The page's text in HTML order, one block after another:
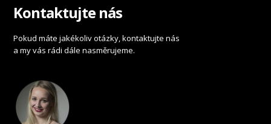
Kontaktujte nás
Pokud máte jakékoliv otázky, kontaktujte nás
a my vás rádi dále nasměrujeme.